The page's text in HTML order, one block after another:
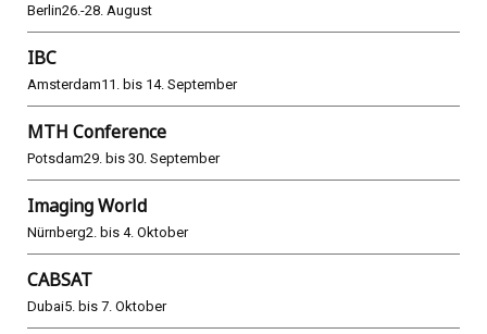
Berlin26.-28. August
IBC
Amsterdam11. bis 14. September
MTH Conference
Potsdam29. bis 30. September
Imaging World
Nürnberg2. bis 4. Oktober
CABSAT
Dubai5. bis 7. Oktober